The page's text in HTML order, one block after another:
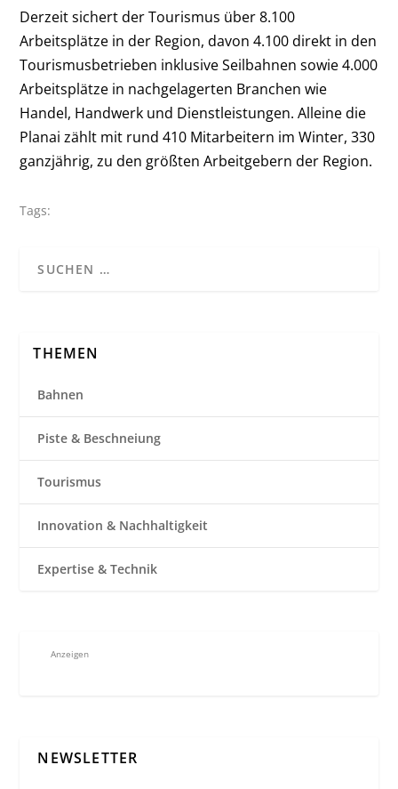
Derzeit sichert der Tourismus über 8.100
Arbeitsplätze in der Region, davon 4.100 direkt in den
Tourismusbetrieben inklusive Seilbahnen sowie 4.000
Arbeitsplätze in nachgelagerten Branchen wie
Handel, Handwerk und Dienstleistungen. Alleine die
Planai zählt mit rund 410 Mitarbeitern im Winter, 330
ganzjährig, zu den größten Arbeitgebern der Region.
Tags:
THEMEN
Bahnen
Piste & Beschneiung
Tourismus
Innovation & Nachhaltigkeit
Expertise & Technik
Anzeigen
NEWSLETTER